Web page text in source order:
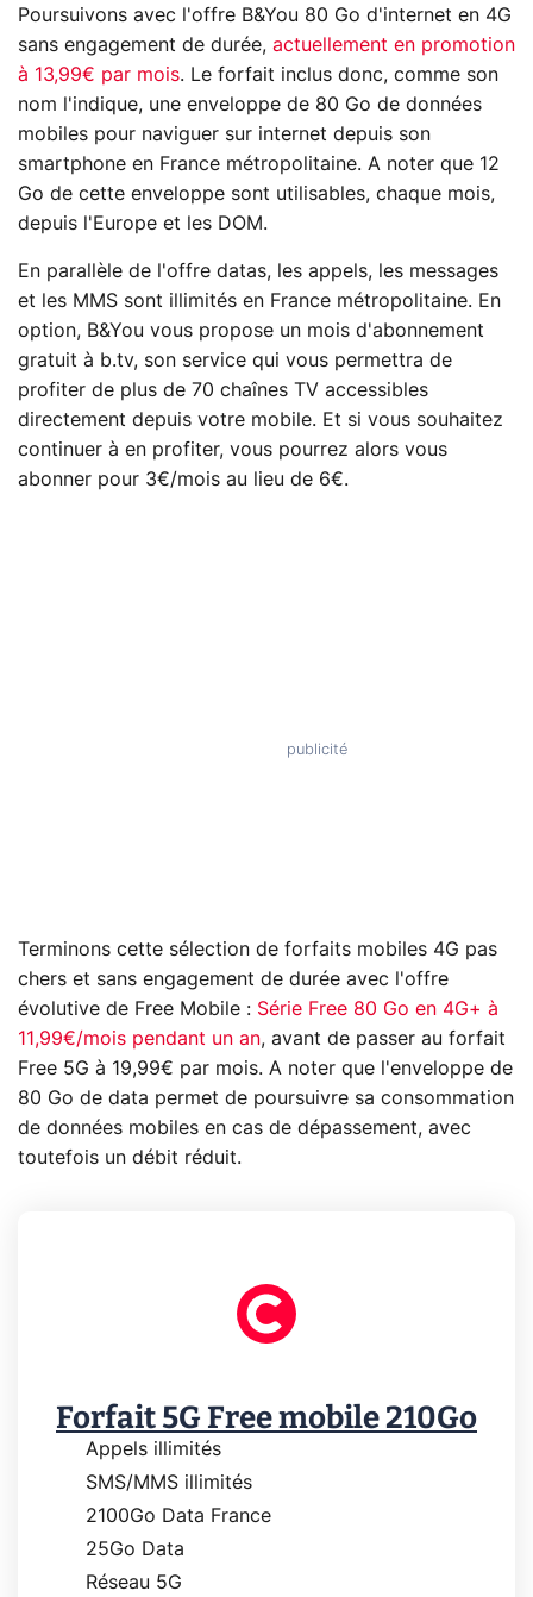
Poursuivons avec l'offre B&You 80 Go d'internet en 4G
sans engagement de durée, actuellement en promotion
à 13,99€ par mois. Le forfait inclus donc, comme son
nom l'indique, une enveloppe de 80 Go de données
mobiles pour naviguer sur internet depuis son
smartphone en France métropolitaine. A noter que 12
Go de cette enveloppe sont utilisables, chaque mois,
depuis l'Europe et les DOM.
En parallèle de l'offre datas, les appels, les messages
et les MMS sont illimités en France métropolitaine. En
option, B&You vous propose un mois d'abonnement
gratuit à b.tv, son service qui vous permettra de
profiter de plus de 70 chaînes TV accessibles
directement depuis votre mobile. Et si vous souhaitez
continuer à en profiter, vous pourrez alors vous
abonner pour 3€/mois au lieu de 6€.
Terminons cette sélection de forfaits mobiles 4G pas
chers et sans engagement de durée avec l'offre
évolutive de Free Mobile : Série Free 80 Go en 4G+ à
11,99€/mois pendant un an, avant de passer au forfait
Free 5G à 19,99€ par mois. A noter que l'enveloppe de
80 Go de data permet de poursuivre sa consommation
de données mobiles en cas de dépassement, avec
toutefois un débit réduit.
Forfait 5G Free mobile 210Go
Appels illimités
SMS/MMS illimités
2100Go Data France
25Go Data
Réseau 5G